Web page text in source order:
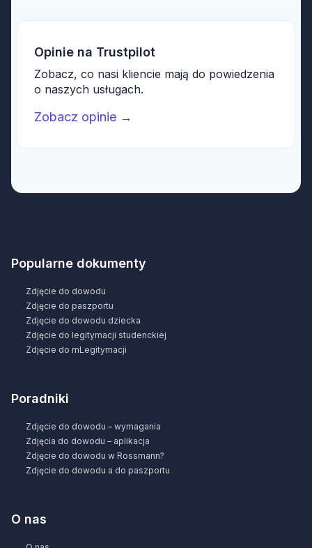
Opinie na Trustpilot
Zobacz, co nasi kliencie mają do powiedzenia
o naszych usługach.
Zobacz opinie →
Popularne dokumenty
Zdjęcie do dowodu
Zdjęcie do paszportu
Zdjęcie do dowodu dziecka
Zdjęcie do legitymacji studenckiej
Zdjęcie do mLegitymacji
Poradniki
Zdjęcie do dowodu – wymagania
Zdjęcia do dowodu – aplikacja
Zdjęcie do dowodu w Rossmann?
Zdjęcie do dowodu a do paszportu
O nas